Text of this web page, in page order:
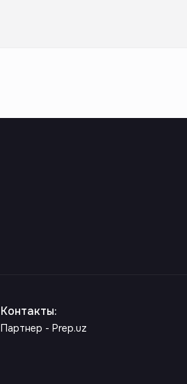
Контакты:
Партнер - Prep.uz